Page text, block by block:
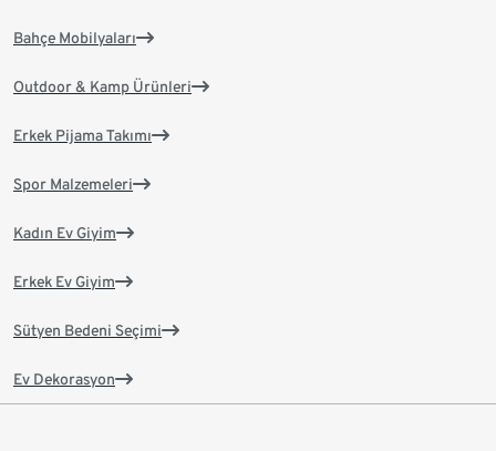
Bahçe Mobilyaları
Outdoor & Kamp Ürünleri
Erkek Pijama Takımı
Spor Malzemeleri
Kadın Ev Giyim
Erkek Ev Giyim
Sütyen Bedeni Seçimi
Ev Dekorasyon